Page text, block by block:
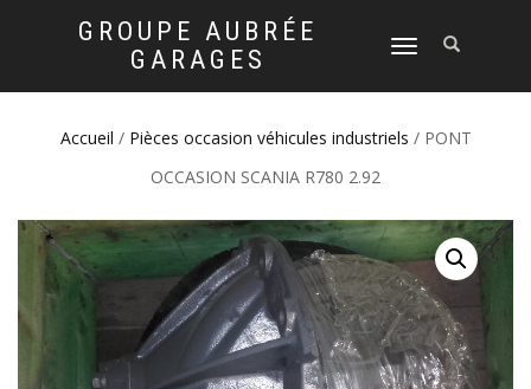
GROUPE AUBRÉE
GARAGES
DÉPLIER
NAVIGATION
Accueil / Pièces occasion véhicules industriels / PONT
OCCASION SCANIA R780 2.92